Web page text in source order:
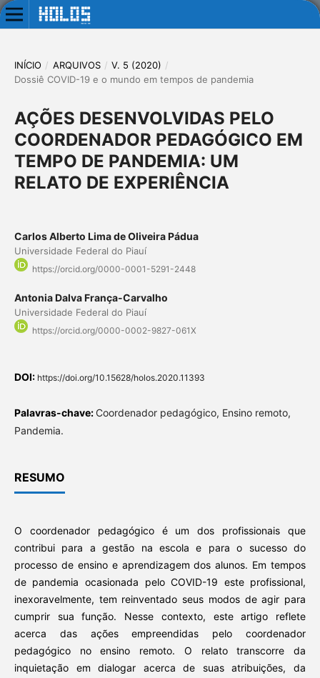
INÍCIO / ARQUIVOS / V. 5 (2020) /
Dossiê COVID-19 e o mundo em tempos de pandemia
AÇÕES DESENVOLVIDAS PELO
COORDENADOR PEDAGÓGICO EM
TEMPO DE PANDEMIA: UM
RELATO DE EXPERIÊNCIA
Carlos Alberto Lima de Oliveira Pádua
Universidade Federal do Piauí
https://orcid.org/0000-0001-5291-2448
Antonia Dalva França-Carvalho
Universidade Federal do Piauí
https://orcid.org/0000-0002-9827-061X
DOI: https://doi.org/10.15628/holos.2020.11393
Palavras-chave: Coordenador pedagógico, Ensino remoto,
Pandemia.
RESUMO
O coordenador pedagógico é um dos profissionais que
contribui para a gestão na escola e para o sucesso do
processo de ensino e aprendizagem dos alunos. Em tempos
de pandemia ocasionada pelo COVID-19 este profissional,
inexoravelmente, tem reinventado seus modos de agir para
cumprir sua função. Nesse contexto, este artigo reflete
acerca das ações empreendidas pelo coordenador
pedagógico no ensino remoto. O relato transcorre da
inquietação em dialogar acerca de suas atribuições, da